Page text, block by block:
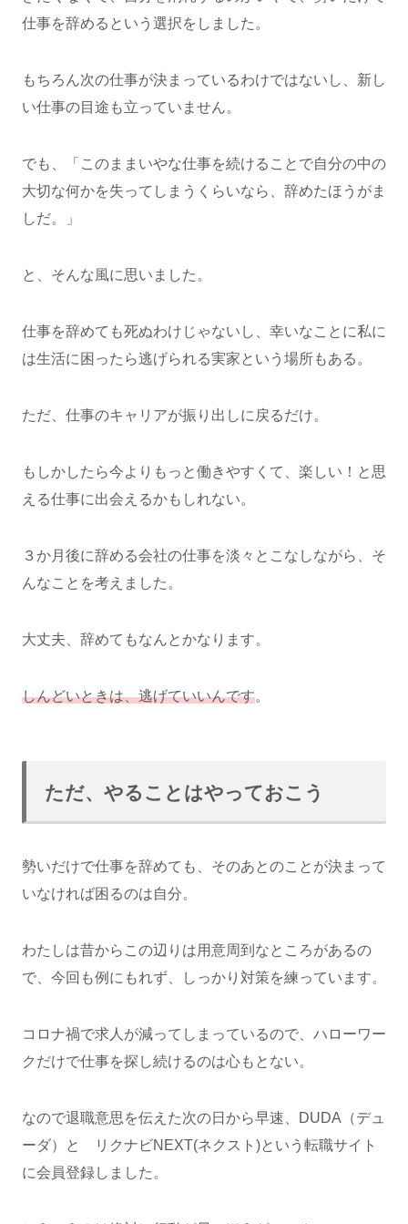
仕事を辞めるという選択をしました。
もちろん次の仕事が決まっているわけではないし、新し
い仕事の目途も立っていません。
でも、「このままいやな仕事を続けることで自分の中の
大切な何かを失ってしまうくらいなら、辞めたほうがま
しだ。」
と、そんな風に思いました。
仕事を辞めても死ぬわけじゃないし、幸いなことに私に
は生活に困ったら逃げられる実家という場所もある。
ただ、仕事のキャリアが振り出しに戻るだけ。
もしかしたら今よりもっと働きやすくて、楽しい！と思
える仕事に出会えるかもしれない。
３か月後に辞める会社の仕事を淡々とこなしながら、そ
んなことを考えました。
大丈夫、辞めてもなんとかなります。
しんどいときは、逃げていいんです。
ただ、やることはやっておこう
勢いだけで仕事を辞めても、そのあとのことが決まって
いなければ困るのは自分。
わたしは昔からこの辺りは用意周到なところがあるの
で、今回も例にもれず、しっかり対策を練っています。
コロナ禍で求人が減ってしまっているので、ハローワー
クだけで仕事を探し続けるのは心もとない。
なので退職意思を伝えた次の日から早速、DUDA（デュ
ーダ）と リクナビNEXT(ネクスト)という転職サイト
に会員登録しました。